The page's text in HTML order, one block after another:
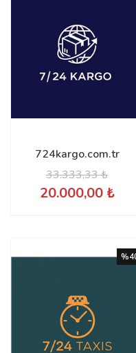
724kargo.com.tr
33.333,33 ₺
20.000,00 ₺